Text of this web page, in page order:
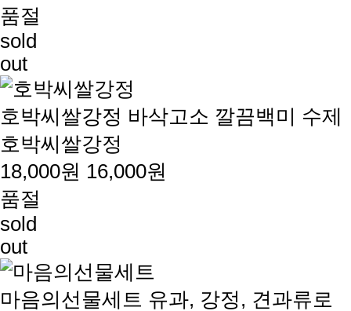
품절
sold
out
호박씨쌀강정 바삭고소 깔끔백미 수제
호박씨쌀강정
18,000원 16,000원
품절
sold
out
마음의선물세트 유과, 강정, 견과류로